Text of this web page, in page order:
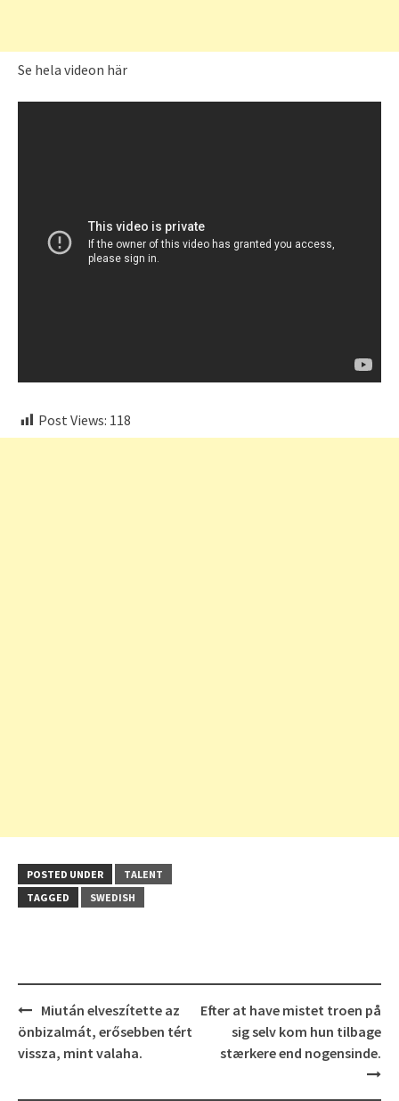
Se hela videon här
Post Views: 118
POSTED UNDER
TALENT
TAGGED
SWEDISH
Post
navigation
Miután elveszítette az
önbizalmát, erősebben tért
vissza, mint valaha.
Efter at have mistet troen på
sig selv kom hun tilbage
stærkere end nogensinde.